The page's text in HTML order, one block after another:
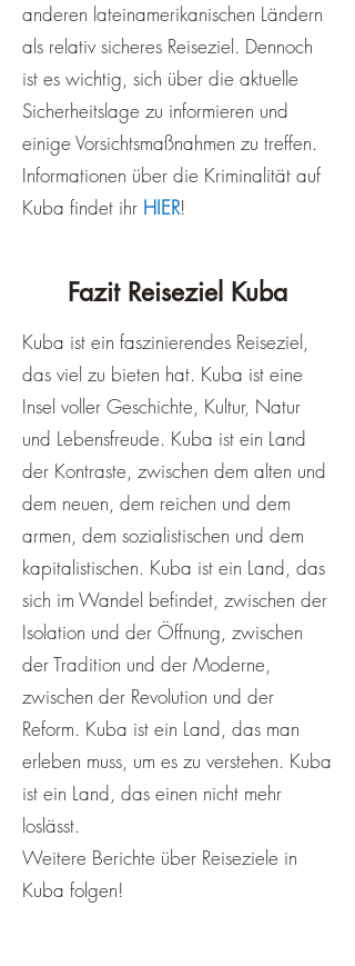
anderen lateinamerikanischen Ländern
als relativ sicheres Reiseziel. Dennoch
ist es wichtig, sich über die aktuelle
Sicherheitslage zu informieren und
einige Vorsichtsmaßnahmen zu treffen.
Informationen über die Kriminalität auf
Kuba findet ihr HIER!
Fazit Reiseziel Kuba
Kuba ist ein faszinierendes Reiseziel,
das viel zu bieten hat. Kuba ist eine
Insel voller Geschichte, Kultur, Natur
und Lebensfreude. Kuba ist ein Land
der Kontraste, zwischen dem alten und
dem neuen, dem reichen und dem
armen, dem sozialistischen und dem
kapitalistischen. Kuba ist ein Land, das
sich im Wandel befindet, zwischen der
Isolation und der Öffnung, zwischen
der Tradition und der Moderne,
zwischen der Revolution und der
Reform. Kuba ist ein Land, das man
erleben muss, um es zu verstehen. Kuba
ist ein Land, das einen nicht mehr
loslässt.
Weitere Berichte über Reiseziele in
Kuba folgen!